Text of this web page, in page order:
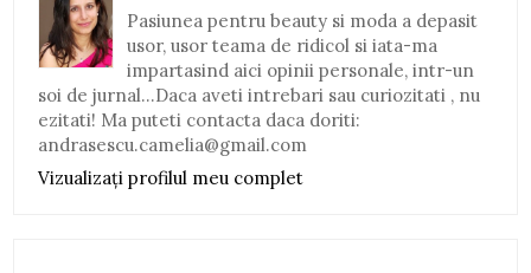
Pasiunea pentru beauty si moda a depasit
usor, usor teama de ridicol si iata-ma
impartasind aici opinii personale, intr-un
soi de jurnal...Daca aveti intrebari sau curiozitati , nu
ezitati! Ma puteti contacta daca doriti:
andrasescu.camelia@gmail.com
Vizualizați profilul meu complet